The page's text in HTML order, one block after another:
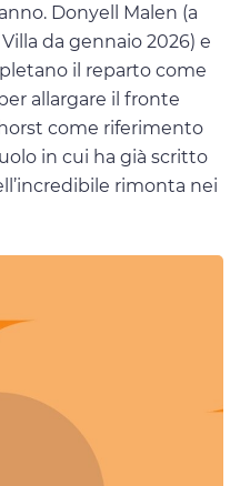
Donyell Malen (a
da gennaio 2026) e
il reparto come
allargare il fronte
come riferimento
in cui ha già scritto
rimonta nei